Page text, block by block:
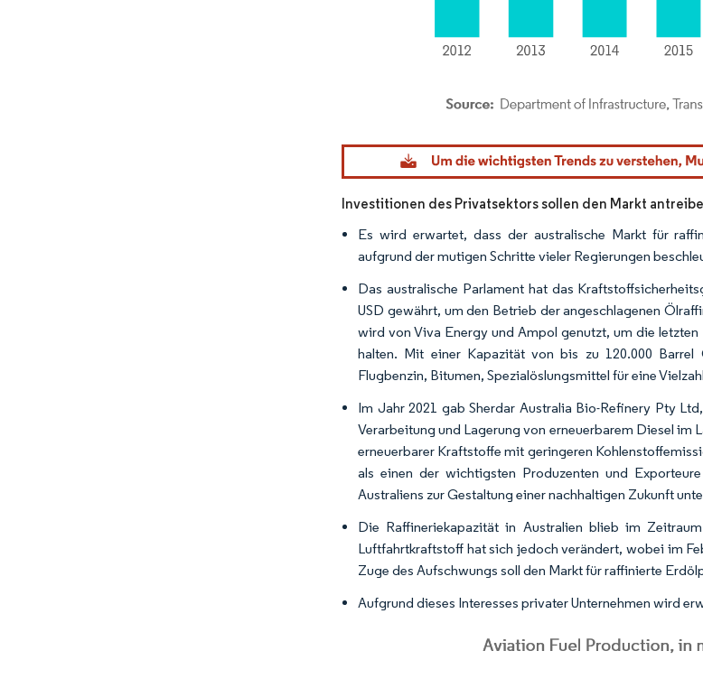
Bild © Mordor Intelligence. Wiederverwendung erfordert Namensnennung
Investitionen des Privatsektors sollen den Markt
Es wird erwartet, dass der australische Markt für
aufgrund der mutigen Schritte vieler Regierungen
Das australische Parlament hat das
USD gewährt, um den Betrieb der angeschlagenen
wird von Viva Energy und Ampol genutzt, um die
halten. Mit einer Kapazität von bis zu 120.000
Flugbenzin, Bitumen, Spezialöslungsmittel für eine
Im Jahr 2021 gab Sherdar Australia Bio-Refinery Pty
Verarbeitung und Lagerung von erneuerbarem Diesel im
erneuerbarer Kraftstoffe mit geringeren
als einen der wichtigsten Produzenten und
Australiens zur Gestaltung einer nachhaltigen Zukunft
Die Raffineriekapazität in Australien blieb im
Luftfahrtkraftstoff hat sich jedoch verändert, wobei im
Zuge des Aufschwungs soll den Markt für raffinierte
Aufgrund dieses Interesses privater Unternehmen wird